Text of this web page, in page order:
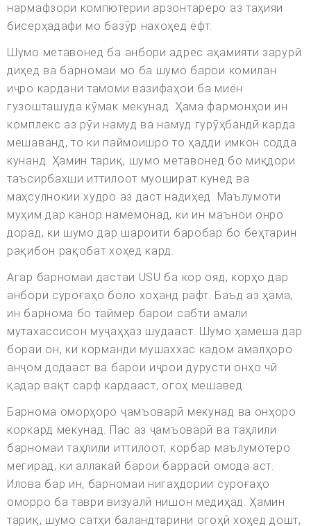
нармафзори компютерии арзонтареро аз таҳияи
бисёрҳадафи мо базӯр нахоҳед ёфт.
Шумо метавонед ба анбори адрес аҳамияти зарурӣ
диҳед ва барномаи мо ба шумо барои комилан
иҷро кардани тамоми вазифаҳои ба миён
гузошташуда кӯмак мекунад. Ҳама фармонҳои ин
комплекс аз рӯи намуд ва намуд гурӯҳбандӣ карда
мешаванд, то ки паймоишро то ҳадди имкон содда
кунанд. Ҳамин тариқ, шумо метавонед бо миқдори
таъсирбахши иттилоот муошират кунед ва
маҳсулнокии худро аз даст надиҳед. Маълумоти
муҳим дар канор намемонад, ки ин маънои онро
дорад, ки шумо дар шароити баробар бо беҳтарин
рақибон рақобат хоҳед кард.
Агар барномаи дастаи USU ба кор ояд, корҳо дар
анбори суроғаҳо боло хоҳанд рафт. Баъд аз ҳама,
ин барнома бо таймер барои сабти амали
мутахассисон муҷаҳҳаз шудааст. Шумо ҳамеша дар
бораи он, ки корманди мушаххас кадом амалҳоро
анҷом додааст ва барои иҷрои дурусти онҳо чӣ
қадар вақт сарф кардааст, огоҳ мешавед.
Барнома оморҳоро ҷамъоварӣ мекунад ва онҳоро
коркард мекунад. Пас аз ҷамъоварӣ ва таҳлили
барномаи таҳлили иттилоот, корбар маълумотеро
мегирад, ки аллакай барои баррасӣ омода аст.
Илова бар ин, барномаи нигаҳдории суроғаҳо
оморро ба таври визуалӣ нишон медиҳад. Ҳамин
тариқ, шумо сатҳи баландтарини огоҳӣ хоҳед дошт,